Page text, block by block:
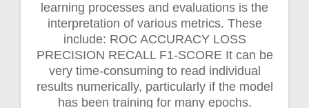
learning processes and evaluations is the
interpretation of various metrics. These
include: ROC ACCURACY LOSS
PRECISION RECALL F1-SCORE It can be
very time-consuming to read individual
results numerically, particularly if the model
has been training for many epochs.